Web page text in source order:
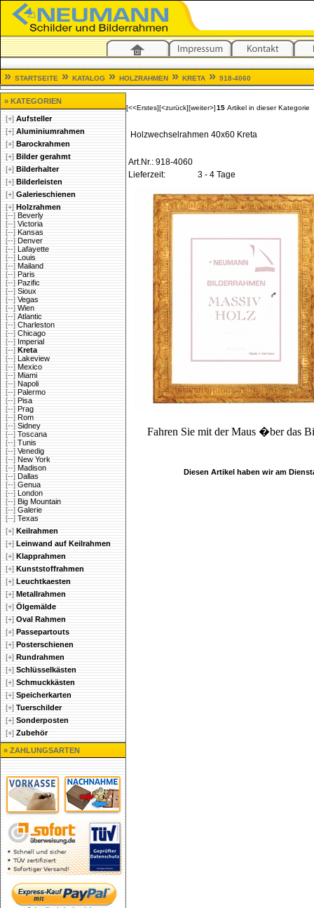
» STARTSEITE » KATALOG » HOLZRAHMEN » KRETA » 918-4060
» KATEGORIEN
[+] Aufsteller
[+] Aluminiumrahmen
[+] Barockrahmen
[+] Bilder gerahmt
[+] Bilderhalter
[+] Bilderleisten
[+] Galerieschienen
[+] Holzrahmen
[--] Beverly
[--] Victoria
[--] Kansas
[--] Denver
[--] Lafayette
[--] Louis
[--] Mailand
[--] Paris
[--] Pazific
[--] Sioux
[--] Vegas
[--] Wien
[--] Atlantic
[--] Charleston
[--] Chicago
[--] Imperial
[--] Kreta
[--] Lakeview
[--] Mexico
[--] Miami
[--] Napoli
[--] Palermo
[--] Pisa
[--] Prag
[--] Rom
[--] Sidney
[--] Toscana
[--] Tunis
[--] Venedig
[--] New York
[--] Madison
[--] Dallas
[--] Genua
[--] London
[--] Big Mountain
[--] Galerie
[--] Texas
[+] Keilrahmen
[+] Leinwand auf Keilrahmen
[+] Klapprahmen
[+] Kunststoffrahmen
[+] Leuchtkaesten
[+] Metallrahmen
[+] Ölgemälde
[+] Oval Rahmen
[+] Passepartouts
[+] Posterschienen
[+] Rundrahmen
[+] Schlüsselkästen
[+] Schmuckkästen
[+] Speicherkarten
[+] Tuerschilder
[+] Sonderposten
[+] Zubehör
» ZAHLUNGSARTEN
[<<Erstes][<zurück][weiter>]15 Artikel in dieser Kategorie
Holzwechselrahmen 40x60 Kreta
Art.Nr.: 918-4060
Lieferzeit:
3 - 4 Tage
Fahren Sie mit der Maus �ber das
Diesen Artikel haben wir am